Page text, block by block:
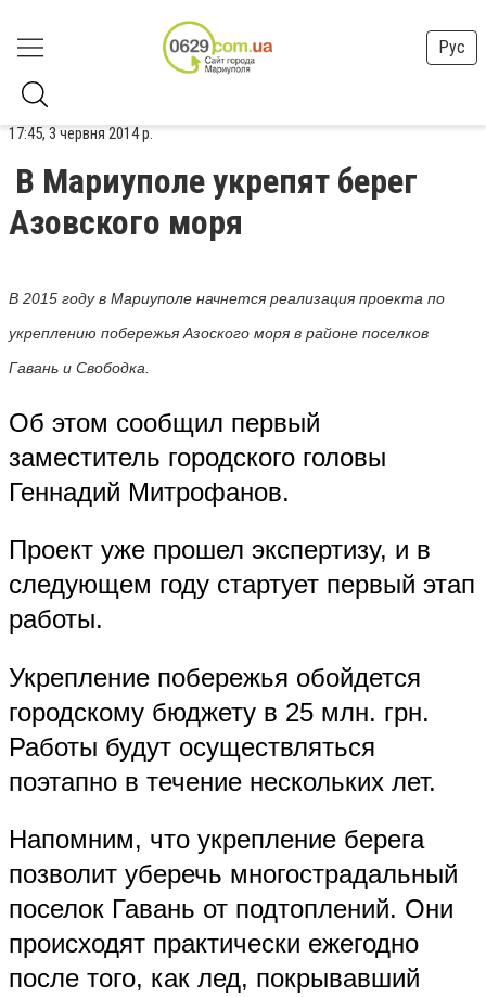
Рус
17:45, 3 червня 2014 р.
В Мариуполе укрепят берег
Азовского моря
В 2015 году в Мариуполе начнется реализация проекта по
укреплению побережья Азоского моря в районе поселков
Гавань и Свободка.
Об этом сообщил первый
заместитель городского головы
Геннадий Митрофанов.
Проект уже прошел экспертизу, и в
следующем году стартует первый этап
работы.
Укрепление побережья обойдется
городскому бюджету в 25 млн. грн.
Работы будут осуществляться
поэтапно в течение нескольких лет.
Напомним, что укрепление берега
позволит уберечь многострадальный
поселок Гавань от подтоплений. Они
происходят практически ежегодно
после того, как лед, покрывавший